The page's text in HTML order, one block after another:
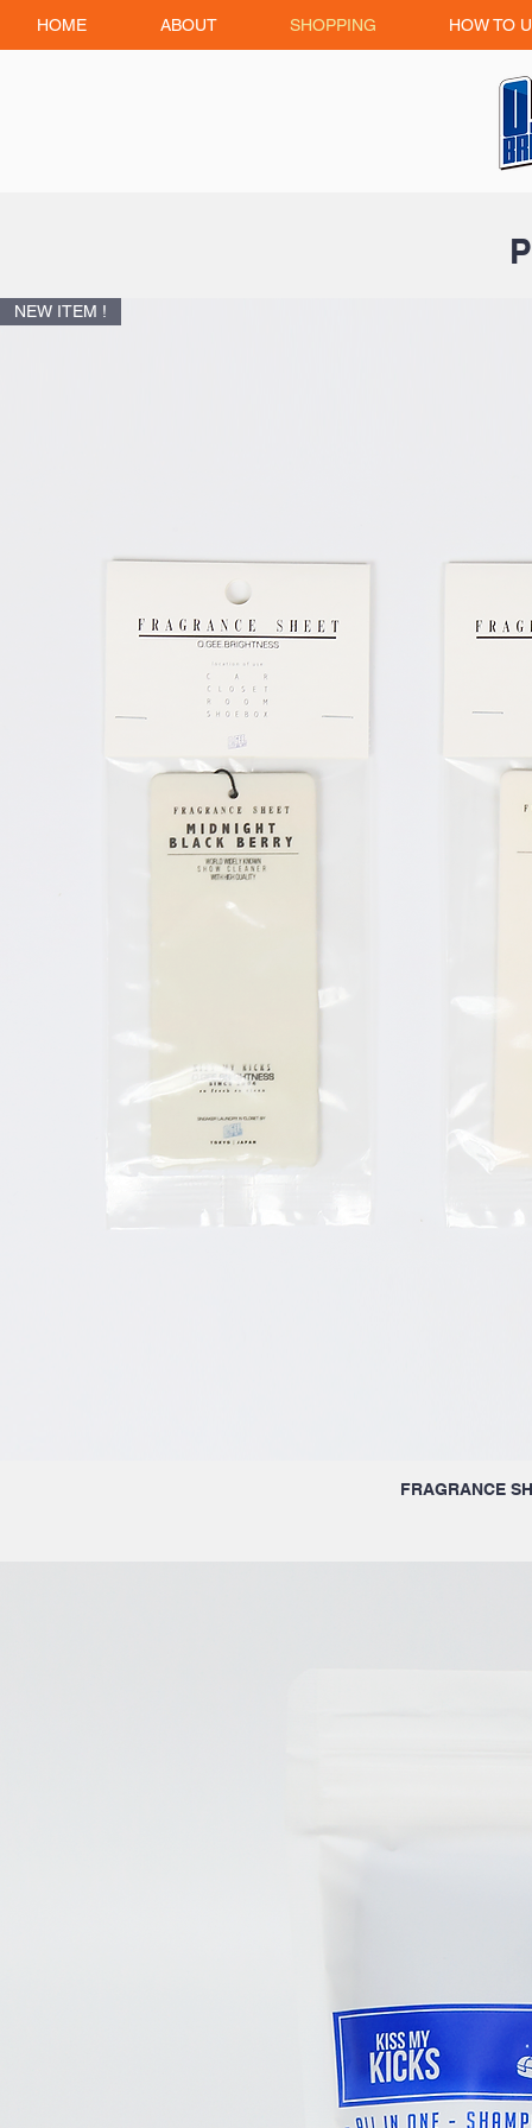
HOME ABOUT SHOPPING HOW TO
NEW ITEM !
FRAGRANCE